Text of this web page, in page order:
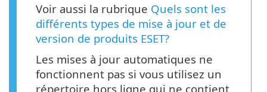
Voir aussi la rubrique Quels sont les
différents types de mise à jour et de
version de produits ESET?
Les mises à jour automatiques ne
fonctionnent pas si vous utilisez un
répertoire hors ligne qui ne contient